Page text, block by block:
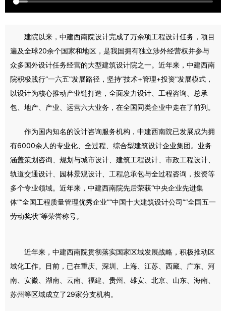
建院以来，中建西南院设计完成了万余项工程设计任务，项目
遍及全球20余个国家和地区，是我国拥有独立涉外经营权并参与
众多国外设计任务经营的大型建筑设计院之一。近年来，中建西南
院积极践行“一六五”发展路径，坚持“技术+管理+投资”发展模式，
以设计为核心推动产业链打造，全面发力设计、工程咨询、总承
包、地产、产业、运营六大业务，在全国同类企业中走在了前列。
作为国内知名的设计咨询服务机构，中建西南院已发展成为拥
有6000余人的专业化、全过程、综合型建筑设计企业集团。业务
涵盖策划咨询、规划与城市设计、建筑工程设计、市政工程设计、
轨道交通设计、园林景观设计、工程总承包与全过程咨询，投资等
多个专业领域。近年来，中建西南院先后荣获“中央企业先进集
体”“全国工程质量管理优秀企业”“中国十大建筑设计公司”“全国五一
劳动奖状”等荣誉称号。
近年来，中建西南院贯彻落实国家区域发展战略，积极推动区
域化工作。目前，已在重庆、深圳、上海、江苏、西藏、广东、河
南、安徽、湖南、云南、福建、贵州、雄安、北京、山东、海南、
苏州等区域成立了29家分支机构。